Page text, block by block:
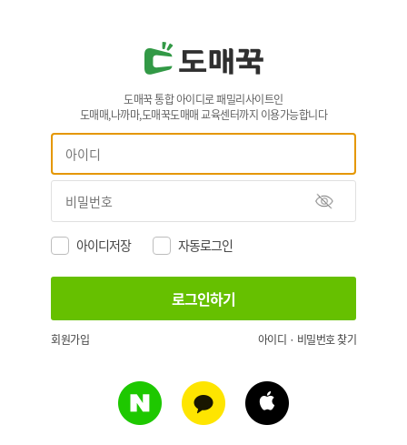
도매꾹 통합 아이디로 패밀리사이트인
도매매,나까마,도매꾹도매매 교육센터까지 이용가능합니다
아이디저장 자동로그인
회원가입 아이디 · 비밀번호 찾기